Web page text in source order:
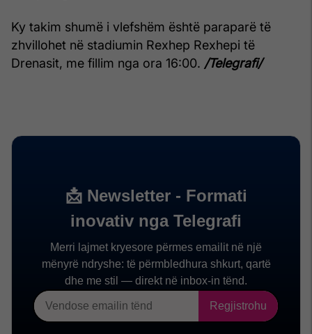
Ky takim shumë i vlefshëm është paraparë të
zhvillohet në stadiumin Rexhep Rexhepi të
Drenasit, me fillim nga ora 16:00. /Telegrafi/